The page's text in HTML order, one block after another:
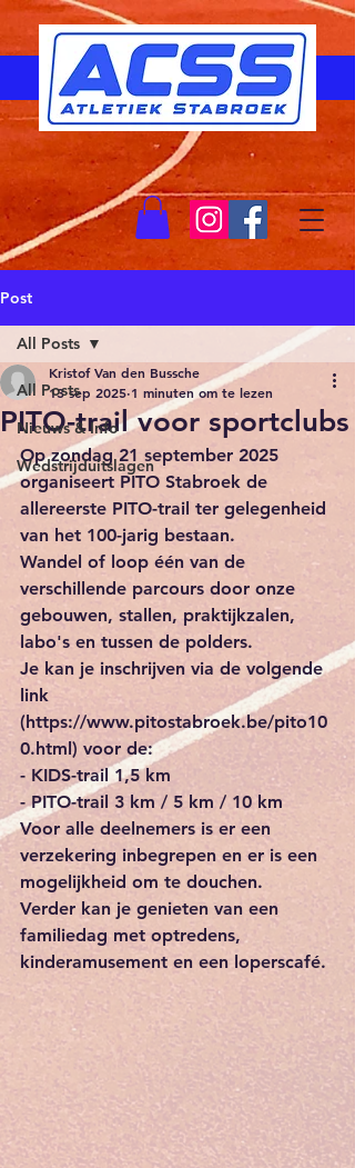
Post
All Posts
Nieuws & Info
Wedstrijduitslagen
All Posts
PITO-trail voor sportclubs
Kristof Van den Bussche
13 sep 2025 1 minuten om te lezen
Op zondag 21 september 2025
organiseert PITO Stabroek de
allereerste PITO-trail ter gelegenheid
van het 100-jarig bestaan.
Wandel of loop één van de
verschillende parcours door onze
gebouwen, stallen, praktijkzalen,
labo's en tussen de polders.
Je kan je inschrijven via de volgende
link
(https://www.pitostabroek.be/pito10
0.html) voor de:
- KIDS-trail 1,5 km
- PITO-trail 3 km / 5 km / 10 km
Voor alle deelnemers is er een
verzekering inbegrepen en er is een
mogelijkheid om te douchen.
Verder kan je genieten van een
familiedag met optredens,
kinderamusement en een loperscafé.